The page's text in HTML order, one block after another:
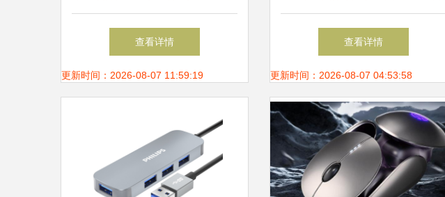
设与it007门店探访实拍
查看详情
更新时间：2026-08-07 11:59:19
价格、公司与选购指南
查看详情
更新时间：2026-08-07 04:53:58